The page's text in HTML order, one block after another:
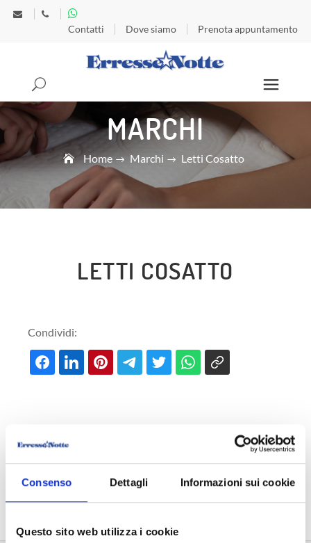
Consenso Dettagli Informazioni sui cookie
Questo sito web utilizza i cookie
Contatti Dove siamo Prenota appuntamento
Search
MARCHI
Home Marchi Letti Cosatto
LETTI COSATTO
Condividi: